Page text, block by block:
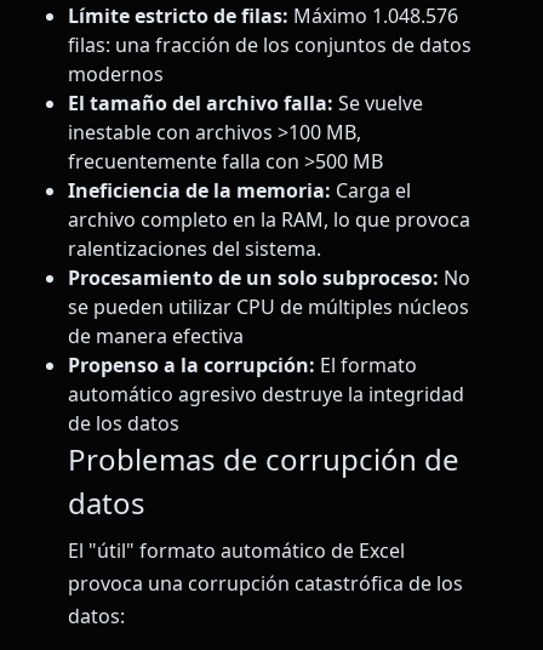
Límite estricto de filas: Máximo 1.048.576
filas: una fracción de los conjuntos de datos
modernos
El tamaño del archivo falla: Se vuelve
inestable con archivos >100 MB,
frecuentemente falla con >500 MB
Ineficiencia de la memoria: Carga el
archivo completo en la RAM, lo que provoca
ralentizaciones del sistema.
Procesamiento de un solo subproceso: No
se pueden utilizar CPU de múltiples núcleos
de manera efectiva
Propenso a la corrupción: El formato
automático agresivo destruye la integridad
de los datos
Problemas de corrupción de
datos
El "útil" formato automático de Excel
provoca una corrupción catastrófica de los
datos: